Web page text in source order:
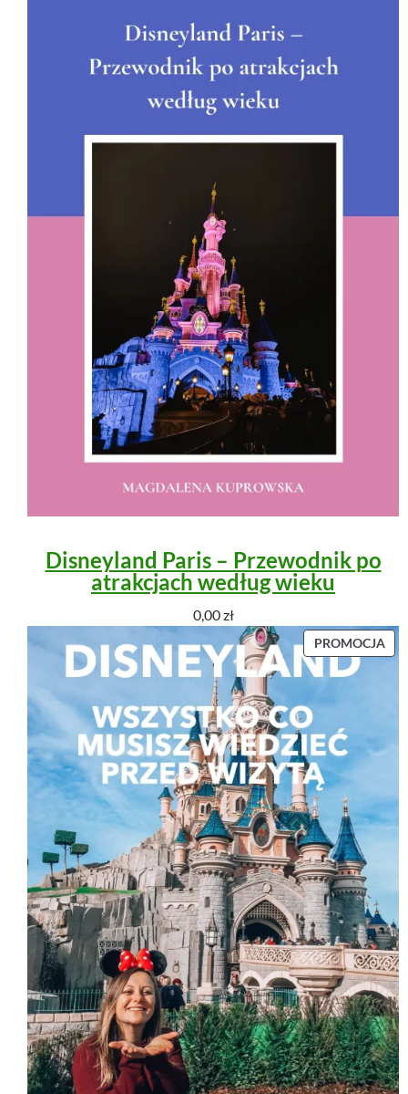
Disneyland Paris – Przewodnik po
atrakcjach według wieku
0,00zł
PROMOCJAP
R
P
C
I